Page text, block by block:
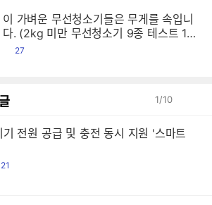
이 가벼운 무선청소기들은 무게를 속입니
다. (2kg 미만 무선청소기 9종 테스트 1
편)댓
27
1/10
전원 공급 및 충전 동시 지원 '스마트
읽
21